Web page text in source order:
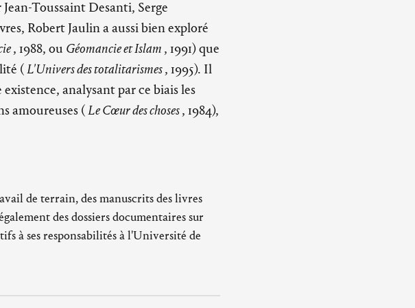
Toussaint Desanti, Serge
Robert Jaulin a aussi bien exploré
, 1988, ou Géomancie et Islam , 1991) que
(L'Univers des totalitarismes, 1995). Il
analysant par ce biais les
amoureuses (Le Cœur des choses, 1984),
de terrain, des manuscrits des livres
des dossiers documentaires sur
à ses responsabilités à l'Université de